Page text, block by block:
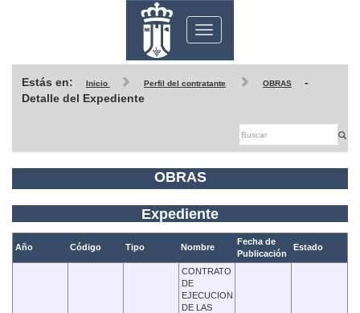
Toggle
navigation
Estás en: Inicio Perfil del contratante OBRAS
-
Detalle del Expediente
OBRAS
Expediente
Año Código Tipo Nombre
Fecha de
Publicación
Estado
CONTRATO
DE
EJECUCION
DE LAS